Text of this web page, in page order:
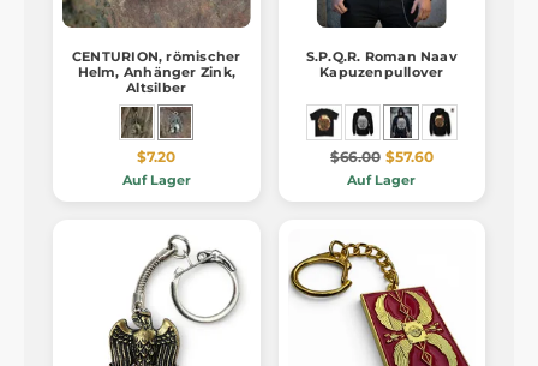
CENTURION, römischer
Helm, Anhänger Zink,
Altsilber
$7.20
Auf Lager
S.P.Q.R. Roman Naav
Kapuzenpullover
$66.00 $57.60
Auf Lager